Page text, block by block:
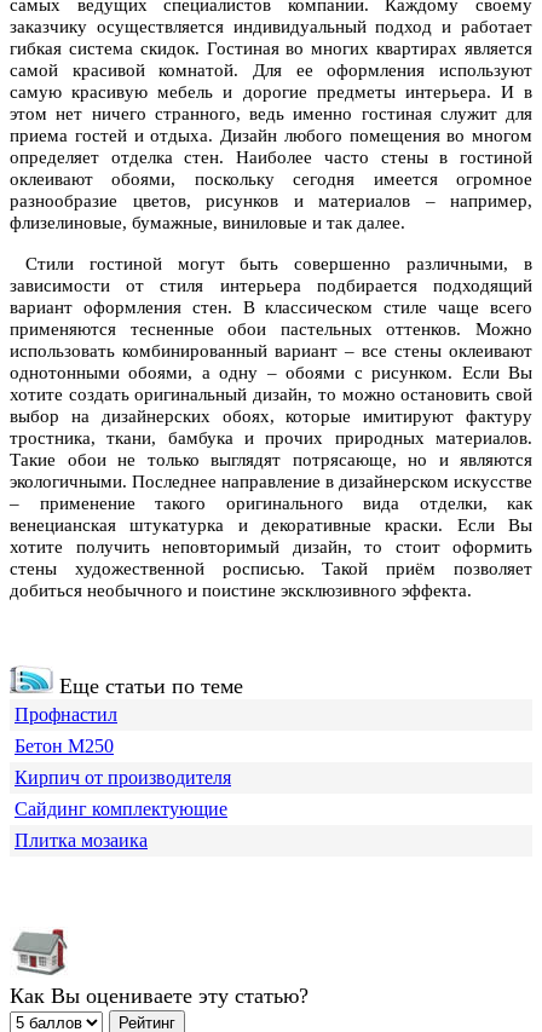
самых ведущих специалистов компании. Каждому своему
заказчику осуществляется индивидуальный подход и работает
гибкая система скидок. Гостиная во многих квартирах является
самой красивой комнатой. Для ее оформления используют
самую красивую мебель и дорогие предметы интерьера. И в
этом нет ничего странного, ведь именно гостиная служит для
приема гостей и отдыха. Дизайн любого помещения во многом
определяет отделка стен. Наиболее часто стены в гостиной
оклеивают обоями, поскольку сегодня имеется огромное
разнообразие цветов, рисунков и материалов – например,
флизелиновые, бумажные, виниловые и так далее.
Стили гостиной могут быть совершенно различными, в
зависимости от стиля интерьера подбирается подходящий
вариант оформления стен. В классическом стиле чаще всего
применяются тесненные обои пастельных оттенков. Можно
использовать комбинированный вариант – все стены оклеивают
однотонными обоями, а одну – обоями с рисунком. Если Вы
хотите создать оригинальный дизайн, то можно остановить свой
выбор на дизайнерских обоях, которые имитируют фактуру
тростника, ткани, бамбука и прочих природных материалов.
Такие обои не только выглядят потрясающе, но и являются
экологичными. Последнее направление в дизайнерском искусстве
– применение такого оригинального вида отделки, как
венецианская штукатурка и декоративные краски. Если Вы
хотите получить неповторимый дизайн, то стоит оформить
стены художественной росписью. Такой приём позволяет
добиться необычного и поистине эксклюзивного эффекта.
Еще статьи по теме
Профнастил
Бетон М250
Кирпич от производителя
Сайдинг комплектующие
Плитка мозаика
Как Вы оцениваете эту статью?